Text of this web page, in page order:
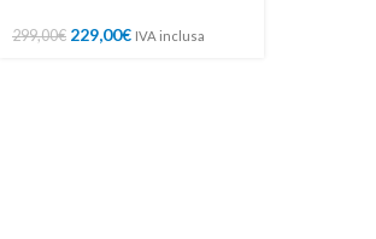
299,00€ 229,00€ IVA inclusa